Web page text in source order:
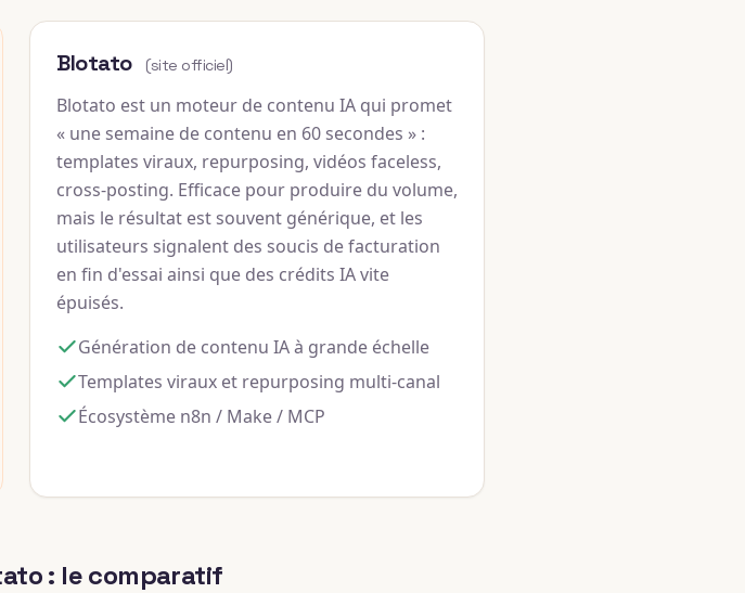
Blotato (site officiel)
Blotato est un moteur de contenu IA qui promet
« une semaine de contenu en 60 secondes » :
templates viraux, repurposing, vidéos faceless,
cross-posting. Efficace pour produire du volume,
mais le résultat est souvent générique, et les
utilisateurs signalent des soucis de facturation
en fin d'essai ainsi que des crédits IA vite
épuisés.
Génération de contenu IA à grande échelle
Templates viraux et repurposing multi-canal
Écosystème n8n / Make / MCP
: le comparatif